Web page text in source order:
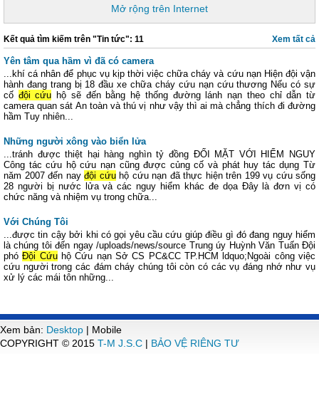
Mở rộng trên Internet
Xem tất cả
Kết quả tìm kiếm trên "Tin tức": 11
Yên tâm qua hầm vì đã có camera
...khí cá nhân để phục vụ kịp thời việc chữa cháy và cứu nạn Hiện đội vận
hành đang trang bị 18 đầu xe chữa cháy cứu nạn cứu thương Nếu có sự
cố đội cứu hộ sẽ đến bằng hệ thống đường lánh nạn theo chỉ dẫn từ
camera quan sát An toàn và thú vị như vậy thì ai mà chẳng thích đi đường
hầm Tuy nhiên...
Những người xông vào biển lửa
...tránh được thiệt hại hàng nghìn tỷ đồng ĐỐI MẶT VỚI HIỂM NGUY
Công tác cứu hộ cứu nạn cũng được củng cố và phát huy tác dụng Từ
năm 2007 đến nay đội cứuhộ cứu nạn đã thực hiện trên 199 vụ cứu sống
28 người bị nước lửa và các nguy hiểm khác đe dọa Đây là đơn vị có
chức năng và nhiệm vụ trong chữa...
Với Chúng Tôi
...được tin cậy bởi khi có gọi yêu cầu cứu giúp điều gì đó đang nguy hiểm
là chúng tôi đến ngay /uploads/news/source Trung úy Huỳnh Văn Tuấn Đội
phóĐội Cứuhộ Cứu nạn Sở CS PC&CC TP.HCM ldquo;Ngoài công việc
cứu người trong các đám cháy chúng tôi còn có các vụ đáng nhớ như vụ
xử lý các mái tôn những...
Xem bản: Desktop | Mobile
COPYRIGHT © 2015 T-M J.S.C | BẢO VỆ RIÊNG TƯ